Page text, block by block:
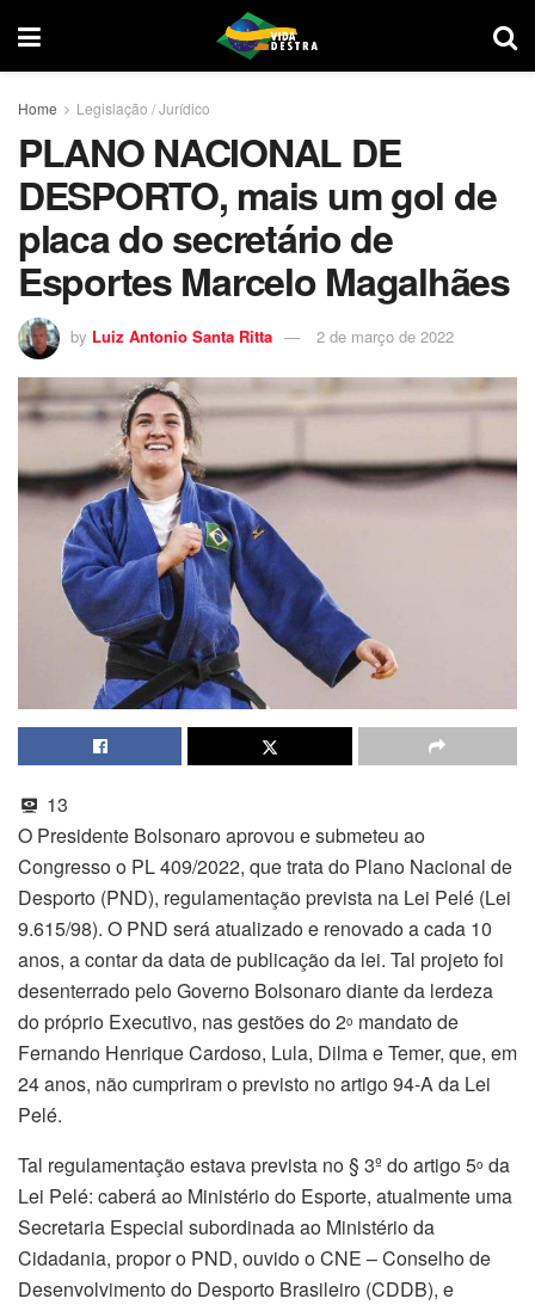
Home Legislação / Jurídico
PLANO NACIONAL DE
DESPORTO, mais um gol de
placa do secretário de
Esportes Marcelo Magalhães
by Luiz Antonio Santa Ritta 2 de março de 2022
13
O Presidente Bolsonaro aprovou e submeteu ao
Congresso o PL 409/2022, que trata do Plano Nacional de
Desporto (PND), regulamentação prevista na Lei Pelé (Lei
9.615/98). O PND será atualizado e renovado a cada 10
anos, a contar da data de publicação da lei. Tal projeto foi
desenterrado pelo Governo Bolsonaro diante da lerdeza
do próprio Executivo, nas gestões do 2o mandato de
Fernando Henrique Cardoso, Lula, Dilma e Temer, que, em
24 anos, não cumpriram o previsto no artigo 94-A da Lei
Pelé.
Tal regulamentação estava prevista no § 3º do artigo 5o da
Lei Pelé: caberá ao Ministério do Esporte, atualmente uma
Secretaria Especial subordinada ao Ministério da
Cidadania, propor o PND, ouvido o CNE – Conselho de
Desenvolvimento do Desporto Brasileiro (CDDB), e